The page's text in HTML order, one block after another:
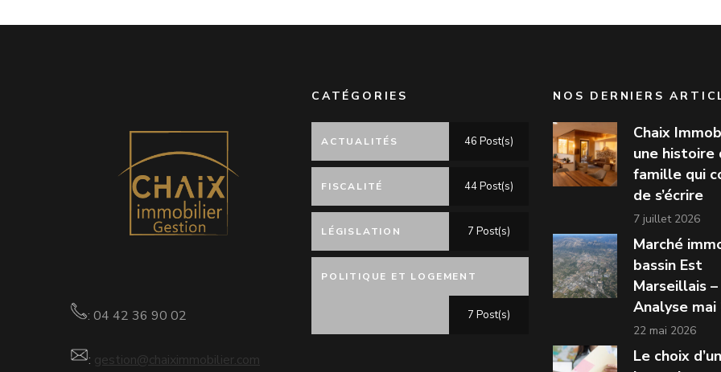
: 04 42 36 90 02
: gestion@chaiximmobilier.com
CATÉGORIES
ACTUALITÉS 46 Post(s)
FISCALITÉ 44 Post(s)
LÉGISLATION 7 Post(s)
POLITIQUE ET LOGEMENT
7 Post(s)
NOS DERNIERS
Chaix
une histoire
famille qui
de s’écrire
7 juillet 2026
Marché
bassin Est
Marseillais –
Analyse
22 mai 2026
Le choix d’un